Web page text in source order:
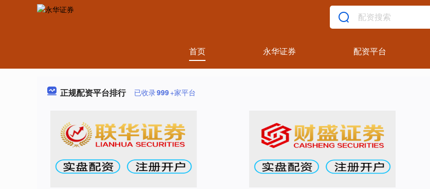
首页 永华证券 配资平台
正规配资平台排行 已收录999+家平台